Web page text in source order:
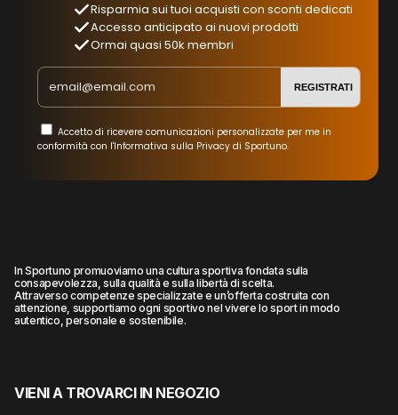
Risparmia sui tuoi acquisti con sconti dedicati
Accesso anticipato ai nuovi prodotti
Ormai quasi 50k membri
REGISTRATI
Accetto di ricevere comunicazioni personalizzate per me in
conformità con l'Informativa sulla Privacy di Sportuno.
In Sportuno promuoviamo una cultura sportiva fondata sulla
consapevolezza, sulla qualità e sulla libertà di scelta.
Attraverso competenze specializzate e un’offerta costruita con
attenzione, supportiamo ogni sportivo nel vivere lo sport in modo
autentico, personale e sostenibile.
VIENI A TROVARCI IN NEGOZIO